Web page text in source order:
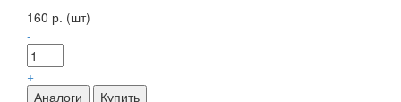
160 р. (шт)
-
+